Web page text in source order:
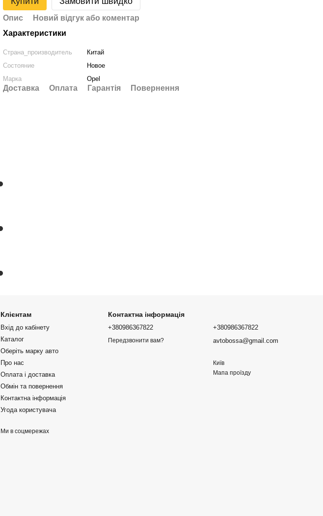
Опис
Новий відгук або коментар
Характеристики
Страна_производитель
Китай
Состояние
Новое
Марка
Opel
Доставка Оплата Гарантія Повернення
Клієнтам
Вхід до кабінету
Каталог
Оберіть марку авто
Про нас
Оплата і доставка
Обмін та повернення
Контактна інформація
Угода користувача
Ми в соцмережах
Контактна інформація
+380986367822
Передзвонити вам?
+380986367822
avtobossa@gmail.com
Київ
Мапа проїзду